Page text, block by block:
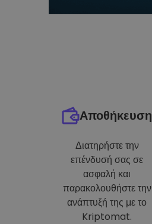
Αποθήκευση
Διατηρήστε την
επένδυσή σας σε
ασφαλή και
παρακολουθήστε την
ανάπτυξή της με το
Kriptomat.